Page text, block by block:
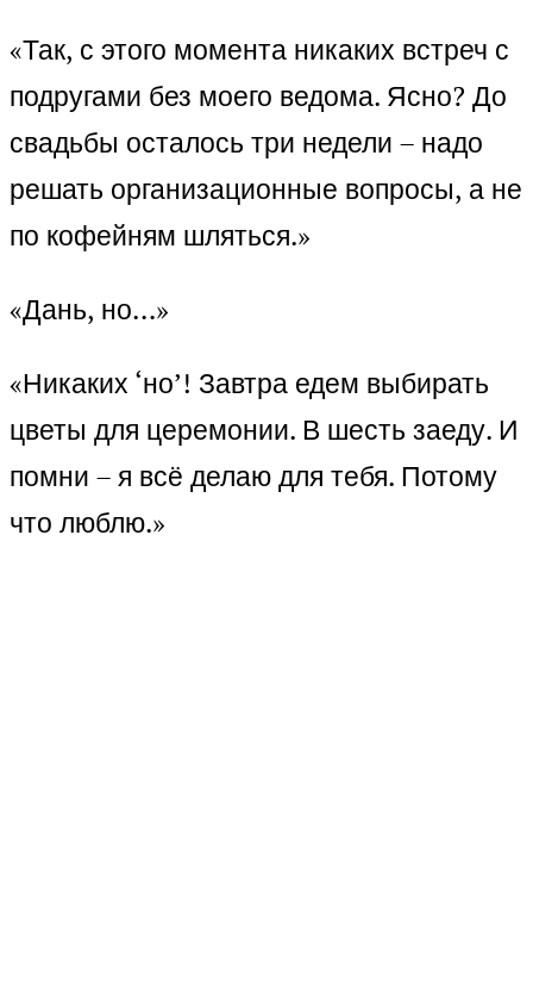
«Так, с этого момента никаких встреч с
подругами без моего ведома. Ясно? До
свадьбы осталось три недели – надо
решать организационные вопросы, а не
по кофейням шляться.»
«Дань, но…»
«Никаких ‘но’! Завтра едем выбирать
цветы для церемонии. В шесть заеду. И
помни – я всё делаю для тебя. Потому
что люблю.»